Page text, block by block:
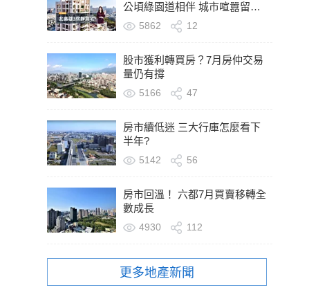
公頃綠園道相伴 城市喧囂留在
轉身之後
5862 12
股市獲利轉買房？7月房仲交易
量仍有撐
5166 47
房市續低迷 三大行庫怎麼看下
半年?
5142 56
房市回溫！ 六都7月買賣移轉全
數成長
4930 112
更多地產新聞